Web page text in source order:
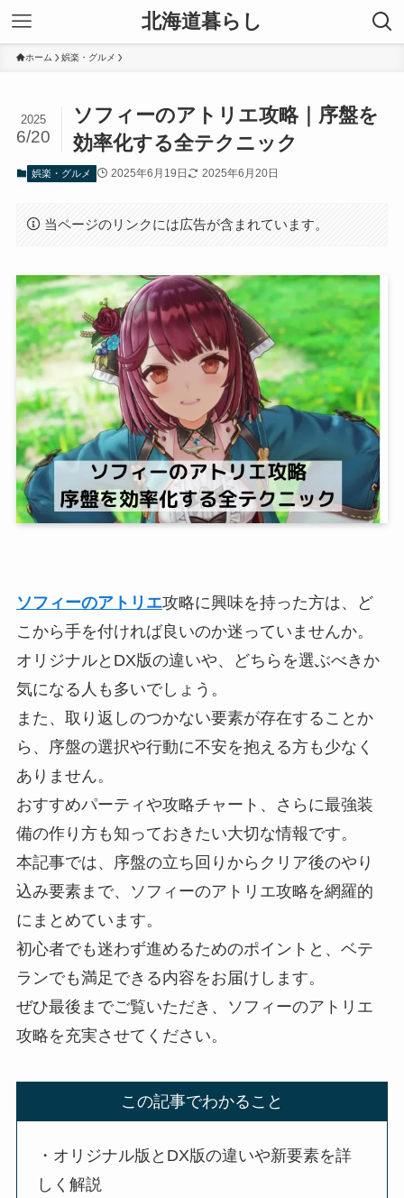
北海道暮らし
ホーム 娯楽・グルメ
ソフィーのアトリエ攻略｜序盤を
効率化する全テクニック
2025
6/20
娯楽・グルメ 2025年6月19日 2025年6月20日
当ページのリンクには広告が含まれています。
ソフィーのアトリエ攻略に興味を持った方は、ど
こから手を付ければ良いのか迷っていませんか。
オリジナルとDX版の違いや、どちらを選ぶべきか
気になる人も多いでしょう。
また、取り返しのつかない要素が存在することか
ら、序盤の選択や行動に不安を抱える方も少なく
ありません。
おすすめパーティや攻略チャート、さらに最強装
備の作り方も知っておきたい大切な情報です。
本記事では、序盤の立ち回りからクリア後のやり
込み要素まで、ソフィーのアトリエ攻略を網羅的
にまとめています。
初心者でも迷わず進めるためのポイントと、ベテ
ランでも満足できる内容をお届けします。
ぜひ最後までご覧いただき、ソフィーのアトリエ
攻略を充実させてください。
この記事でわかること
・オリジナル版とDX版の違いや新要素を詳
しく解説